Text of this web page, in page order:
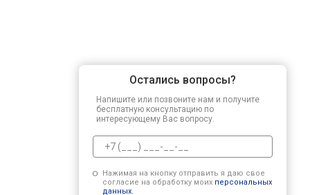
Остались вопросы?
Напишите или позвоните нам и получите
бесплатную консультацию по
интересующему Вас вопросу.
Нажимая на кнопку отправить я даю свое
согласие на обработку моих персональных
данных.